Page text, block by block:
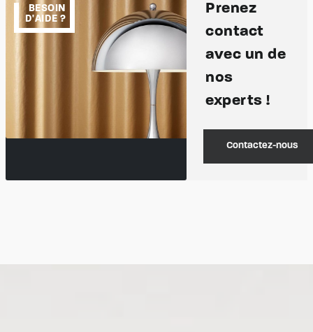
BESOIN
D'AIDE ?
Prenez
contact
avec un de
nos
experts !
Contactez-nous